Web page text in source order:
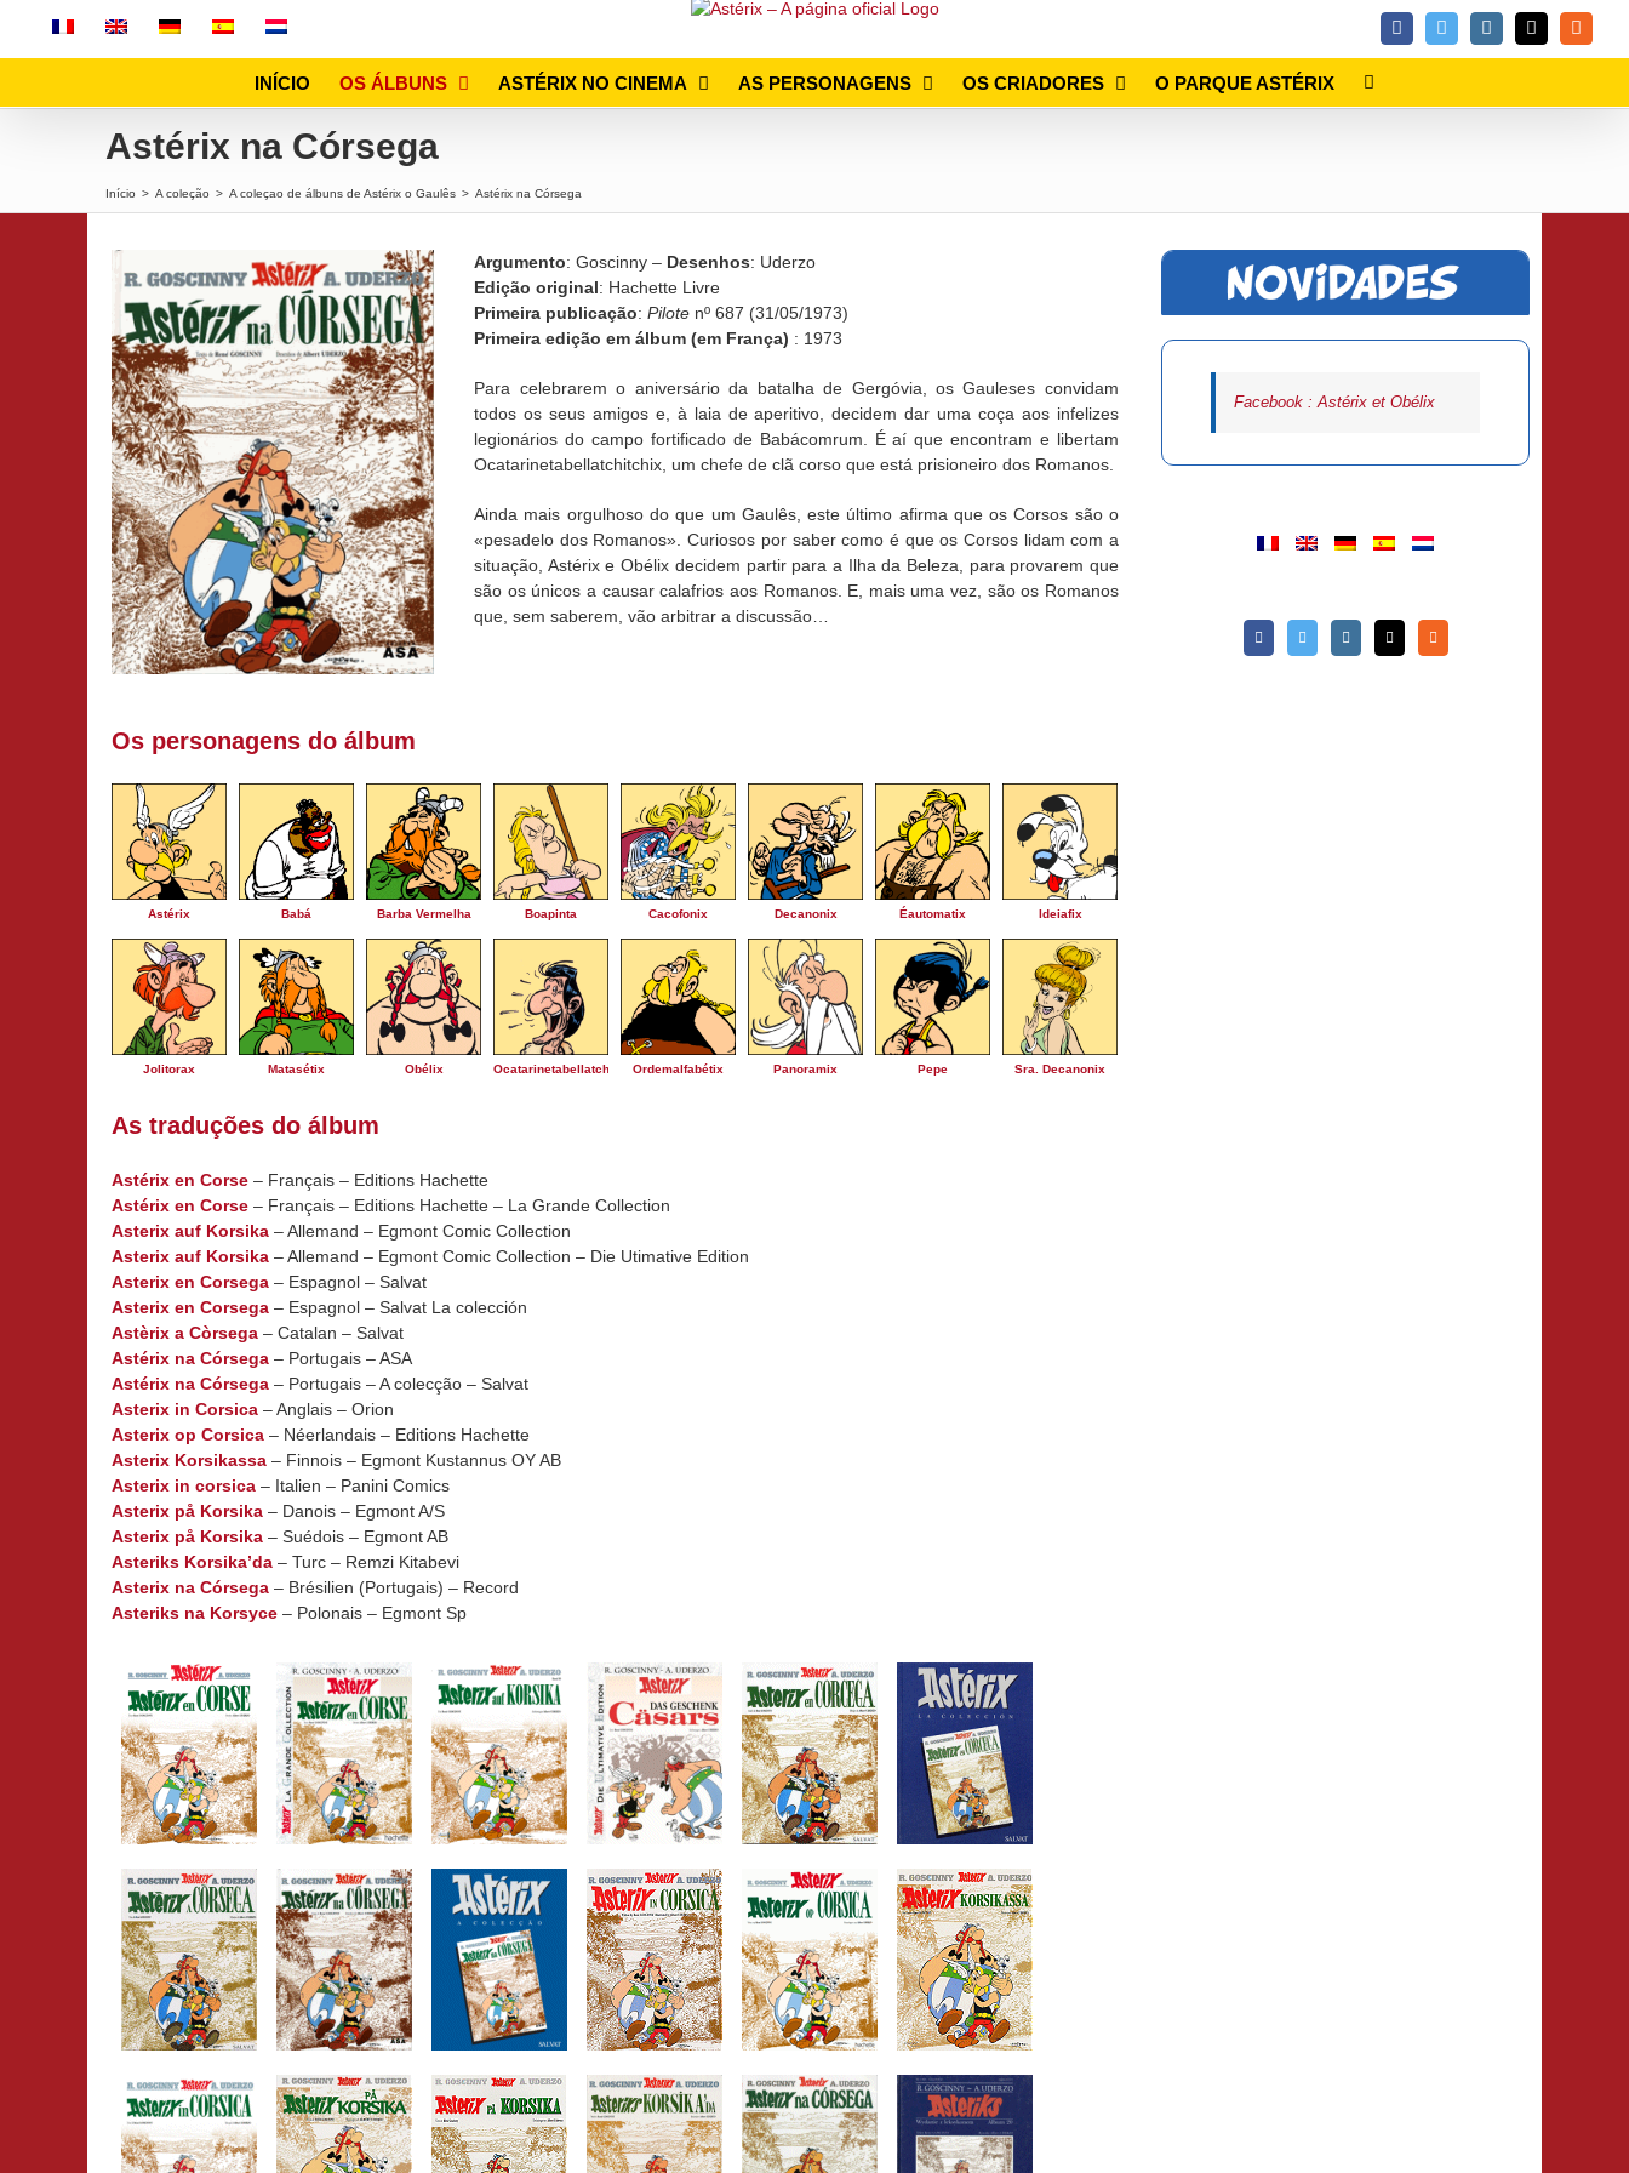
content
FacebookTwitterInstagramEmailRss
INÍCIO OS ÁLBUNS ASTÉRIX NO CINEMA AS PERSONAGENS OS CRIADORES O PARQUE ASTÉRIX
Astérix na Córsega
Início > A coleção > A coleçao de álbuns de Astérix o Gaulês > Astérix na Córsega
Argumento: Goscinny – Desenhos: Uderzo
Edição original: Hachette Livre
Primeira publicação:Pilote nº 687 (31/05/1973)
Primeira edição em álbum (em França) : 1973
Para celebrarem o aniversário da batalha de Gergóvia, os Gauleses convidam
todos os seus amigos e, à laia de aperitivo, decidem dar uma coça aos infelizes
legionários do campo fortificado de Babácomrum. É aí que encontram e libertam
Ocatarinetabellatchitchix, um chefe de clã corso que está prisioneiro dos Romanos.
Ainda mais orgulhoso do que um Gaulês, este último afirma que os Corsos são o
«pesadelo dos Romanos». Curiosos por saber como é que os Corsos lidam com a
situação, Astérix e Obélix decidem partir para a Ilha da Beleza, para provarem que
são os únicos a causar calafrios aos Romanos. E, mais uma vez, são os Romanos
que, sem saberem, vão arbitrar a discussão…
Os personagens do álbum
Astérix Babá Barba Vermelha Boapinta Cacofonix Decanonix Éautomatix Ideiafix
Jolitorax Matasétix Obélix OcatarinetabellatchitchixOrdemalfabétix Panoramix Pepe Sra. Decanonix
As traduções do álbum
Astérix en Corse – Français – Editions Hachette
Astérix en Corse – Français – Editions Hachette – La Grande Collection
Asterix auf Korsika – Allemand – Egmont Comic Collection
Asterix auf Korsika – Allemand – Egmont Comic Collection – Die Utimative Edition
Asterix en Corsega – Espagnol – Salvat
Asterix en Corsega – Espagnol – Salvat La colección
Astèrix a Còrsega – Catalan – Salvat
Astérix na Córsega – Portugais – ASA
Astérix na Córsega – Portugais – A colecção – Salvat
Asterix in Corsica – Anglais – Orion
Asterix op Corsica – Néerlandais – Editions Hachette
Asterix Korsikassa – Finnois – Egmont Kustannus OY AB
Asterix in corsica – Italien – Panini Comics
Asterix på Korsika – Danois – Egmont A/S
Asterix på Korsika – Suédois – Egmont AB
Asteriks Korsika’da – Turc – Remzi Kitabevi
Asterix na Córsega – Brésilien (Portugais) – Record
Asteriks na Korsyce – Polonais – Egmont Sp
Facebook : Astérix et Obélix